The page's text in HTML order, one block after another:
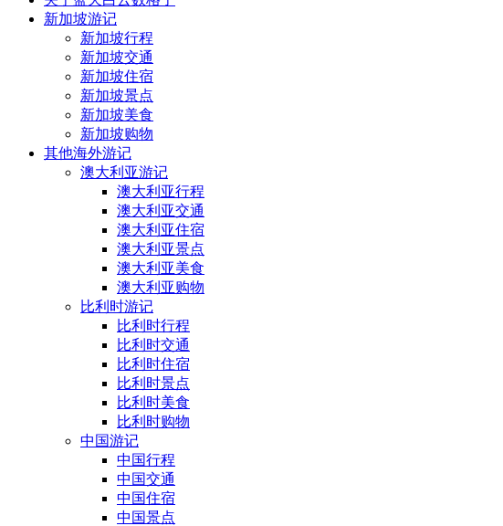
新加坡游记
新加坡行程
新加坡交通
新加坡住宿
新加坡景点
新加坡美食
新加坡购物
其他海外游记
澳大利亚游记
澳大利亚行程
澳大利亚交通
澳大利亚住宿
澳大利亚景点
澳大利亚美食
澳大利亚购物
比利时游记
比利时行程
比利时交通
比利时住宿
比利时景点
比利时美食
比利时购物
中国游记
中国行程
中国交通
中国住宿
中国景点